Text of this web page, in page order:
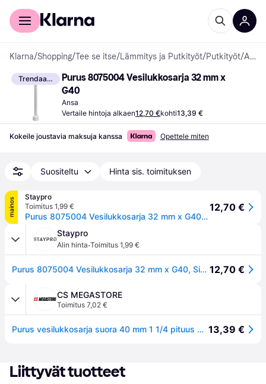
Kuluttajille
Klarna/Shopping/Tee se itse/Lämmitys ja Putkityöt/Putkityöt/ Ansat
Trendaava
Purus 8075004 Vesilukkosarja 32 mm x
G40
Ansa
Vertaile hintoja alkaen12,70 €kohti13,39 €
Kokeile joustavia maksuja kanssa Opettele miten
Suositeltu Hinta sis. toimituksen
mainos
Staypro
Toimitus 1,99 €
Purus 8075004 Vesilukkosarja 32 mm x G40, Sisätilaviemäri
12,70 €
Staypro
Alin hinta·Toimitus 1,99 €
Purus 8075004 Vesilukkosarja 32 mm x G40, Sisätilaviemäri 12,70 €
CS MEGASTORE
Toimitus 7,02 €
Purus vesilukkosarja suora 40 mm 1 1/4 pituus 650 mm viemäriputkella ja ruusukkeella valkoinenViemäriputki 1 1/4 Putken halkaisija 40 mm 13,39 €
Liittyvät tuotteet